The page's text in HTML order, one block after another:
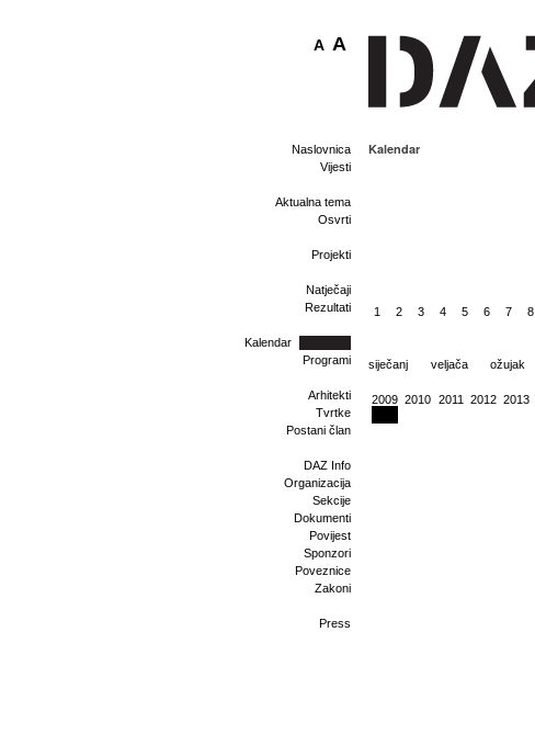
A A
Naslovnica
Vijesti
Aktualna tema
Osvrti
Projekti
Natječaji
Rezultati
Kalendar
Programi
Arhitekti
Tvrtke
Postani član
DAZ Info
Organizacija
Sekcije
Dokumenti
Povijest
Sponzori
Poveznice
Zakoni
Press
Kalendar
1 2 3 4 5 6 7 8
siječanj veljača ožujak
2009 2010 2011 2012 2013